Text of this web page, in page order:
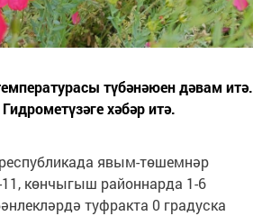
түбәнәюен дәвам итә.
хәбәр итә.
республикада явым-төшемнәр
көнчыгыш районнарда 1-6
туфракта 0 градуска